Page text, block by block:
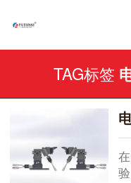
TAG标签